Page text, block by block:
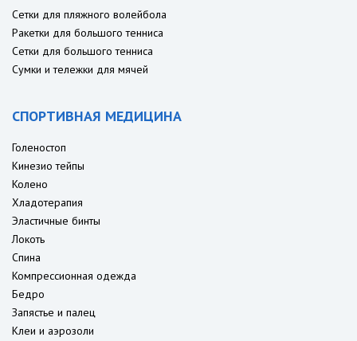
Сетки для пляжного волейбола
Ракетки для большого тенниса
Сетки для большого тенниса
Сумки и тележки для мячей
СПОРТИВНАЯ МЕДИЦИНА
Голеностоп
Кинезио тейпы
Колено
Хладотерапия
Эластичные бинты
Локоть
Спина
Компрессионная одежда
Бедро
Запястье и палец
Клеи и аэрозоли